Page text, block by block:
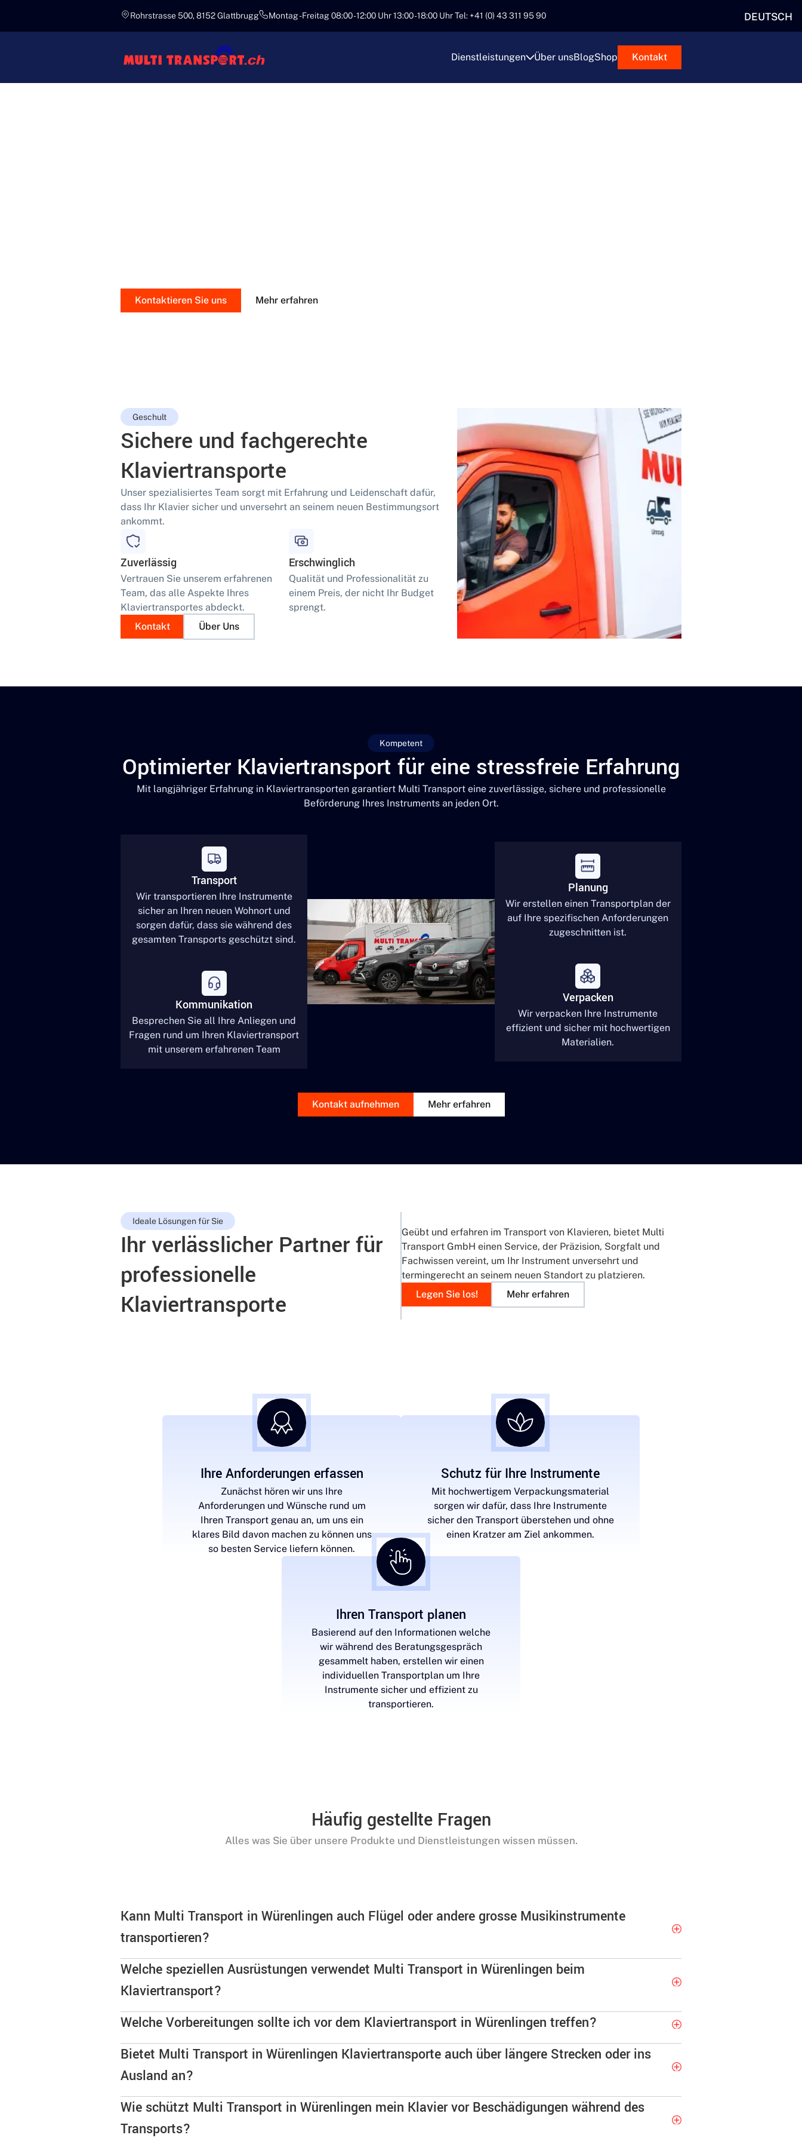
Rohrstrasse 500, 8152 Glattbrugg Montag - Freitag 08:00 - 12:00 Uhr 13:00 - 18:00 Uhr Tel: +41 (0) 43 311 95 90
Dienstleistungen Über unsBlogShop
DEUTSCH
Kontakt
Kontaktieren Sie uns Mehr erfahren
Geschult
Sichere und fachgerechte
Klaviertransporte
Unser spezialisiertes Team sorgt mit Erfahrung und Leidenschaft dafür,
dass Ihr Klavier sicher und unversehrt an seinem neuen Bestimmungsort
ankommt.
Zuverlässig
Vertrauen Sie unserem erfahrenen
Team, das alle Aspekte Ihres
Klaviertransportes abdeckt.
Erschwinglich
Qualität und Professionalität zu
einem Preis, der nicht Ihr Budget
sprengt.
Kontakt
Über Uns
Kompetent
Optimierter Klaviertransport für eine stressfreie Erfahrung
Mit langjähriger Erfahrung in Klaviertransporten garantiert Multi Transport eine zuverlässige, sichere und professionelle
Beförderung Ihres Instruments an jeden Ort.
Transport
Wir transportieren Ihre Instrumente
sicher an Ihren neuen Wohnort und
sorgen dafür, dass sie während des
gesamten Transports geschützt sind.
Kommunikation
Besprechen Sie all Ihre Anliegen und
Fragen rund um Ihren Klaviertransport
mit unserem erfahrenen Team
Planung
Wir erstellen einen Transportplan der
auf Ihre spezifischen Anforderungen
zugeschnitten ist.
Verpacken
Wir verpacken Ihre Instrumente
effizient und sicher mit hochwertigen
Materialien.
Kontakt aufnehmen Mehr erfahren
Ideale Lösungen für Sie
Ihr verlässlicher Partner für
professionelle
Klaviertransporte
Geübt und erfahren im Transport von Klavieren, bietet Multi
Transport GmbH einen Service, der Präzision, Sorgfalt und
Fachwissen vereint, um Ihr Instrument unversehrt und
termingerecht an seinem neuen Standort zu platzieren.
Legen Sie los!
Mehr erfahren
Ihre Anforderungen erfassen
Zunächst hören wir uns Ihre
Anforderungen und Wünsche rund um
Ihren Transport genau an, um uns ein
klares Bild davon machen zu können uns
so besten Service liefern können.
Schutz für Ihre Instrumente
Mit hochwertigem Verpackungsmaterial
sorgen wir dafür, dass Ihre Instrumente
sicher den Transport überstehen und ohne
einen Kratzer am Ziel ankommen.
Ihren Transport planen
Basierend auf den Informationen welche
wir während des Beratungsgespräch
gesammelt haben, erstellen wir einen
individuellen Transportplan um Ihre
Instrumente sicher und effizient zu
transportieren.
Häufig gestellte Fragen
Alles was Sie über unsere Produkte und Dienstleistungen wissen müssen.
Kann Multi Transport in Würenlingen auch Flügel oder andere grosse Musikinstrumente
transportieren?
Welche speziellen Ausrüstungen verwendet Multi Transport in Würenlingen beim
Klaviertransport?
Welche Vorbereitungen sollte ich vor dem Klaviertransport in Würenlingen treffen?
Bietet Multi Transport in Würenlingen Klaviertransporte auch über längere Strecken oder ins
Ausland an?
Wie schützt Multi Transport in Würenlingen mein Klavier vor Beschädigungen während des
Transports?